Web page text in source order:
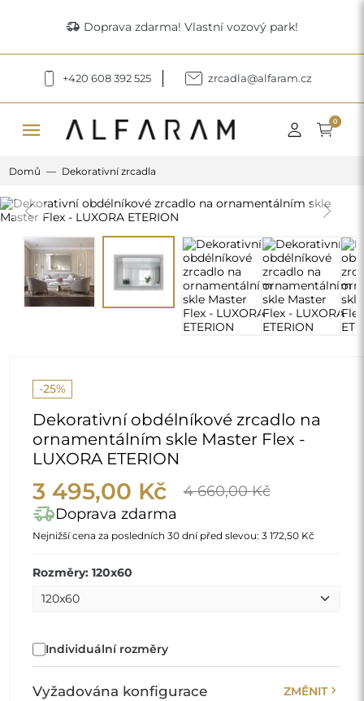
delivery_truck_speed Doprava zdarma! Vlastní vozový park!
+420 608 392 525 zrcadla@alfaram.cz
menu 0
Domů Dekorativní zrcadla
Previous Next
-25%
Dekorativní obdélníkové zrcadlo na
ornamentálním skle Master Flex -
LUXORA ETERION
4 660,00 Kč
3 495,00 Kč
delivery_truck_speedDoprava zdarma
Nejnižší cena za posledních 30 dní před slevou: 3 172,50 Kč
Rozměry: 120x60
Individuální rozměry
Vyžadována konfigurace ZMĚNITchevron_right